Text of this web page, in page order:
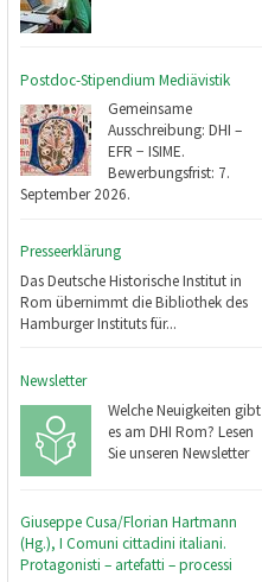
Postdoc-Stipendium Mediävistik
Gemeinsame
Ausschreibung: DHI –
EFR − ISIME.
Bewerbungsfrist: 7.
September 2026.
Presseerklärung
Das Deutsche Historische Institut in
Rom übernimmt die Bibliothek des
Hamburger Instituts für...
Newsletter
Welche Neuigkeiten gibt
es am DHI Rom? Lesen
Sie unseren Newsletter
Giuseppe Cusa/Florian Hartmann
(Hg.), I Comuni cittadini italiani.
Protagonisti – artefatti – processi